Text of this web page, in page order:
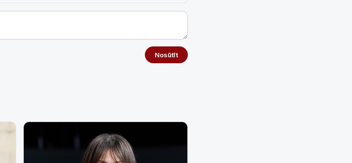
Nosūtīt